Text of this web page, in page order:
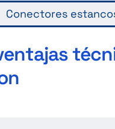
Conectores